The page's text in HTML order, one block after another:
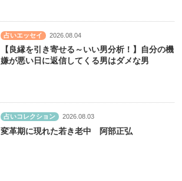
占いエッセイ 2026.08.04
【良縁を引き寄せる～いい男分析！】自分の機
嫌が悪い日に返信してくる男はダメな男
占いコレクション 2026.08.03
変革期に現れた若き老中 阿部正弘